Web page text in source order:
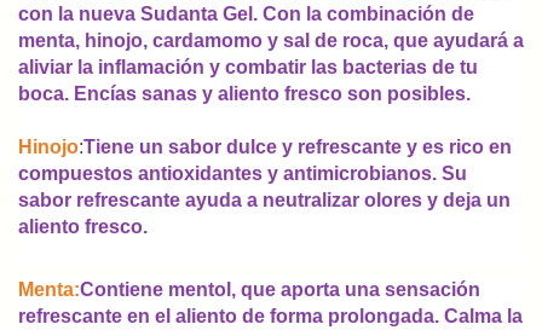
con la nueva Sudanta Gel. Con la combinación de
menta, hinojo, cardamomo y sal de roca, que ayudará a
aliviar la inflamación y combatir las bacterias de tu
boca. Encías sanas y aliento fresco son posibles.
Hinojo:Tiene un sabor dulce y refrescante y es rico en
compuestos antioxidantes y antimicrobianos. Su
sabor refrescante ayuda a neutralizar olores y deja un
aliento fresco.
Menta:Contiene mentol, que aporta una sensación
refrescante en el aliento de forma prolongada. Calma la